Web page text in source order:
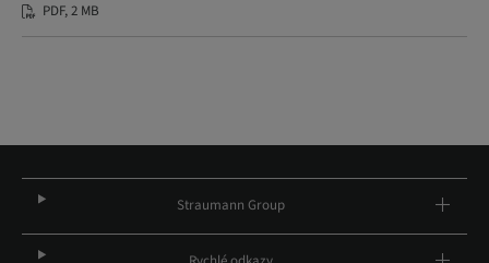
PDF, 2 MB
Straumann Group